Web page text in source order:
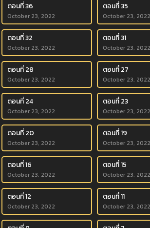
ตอนที่ 36
October 23, 2022
ตอนที่ 35
October 23, 2022
ตอนที่ 32
October 23, 2022
ตอนที่ 31
October 23, 2022
ตอนที่ 28
October 23, 2022
ตอนที่ 27
October 23, 2022
ตอนที่ 24
October 23, 2022
ตอนที่ 23
October 23, 2022
ตอนที่ 20
October 23, 2022
ตอนที่ 19
October 23, 2022
ตอนที่ 16
October 23, 2022
ตอนที่ 15
October 23, 2022
ตอนที่ 12
October 23, 2022
ตอนที่ 11
October 23, 2022